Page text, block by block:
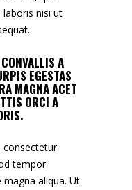
nisi ut
A
EGESTAS
MAGNA ACET
ORCI A
consectetur
tempor
aliqua. Ut